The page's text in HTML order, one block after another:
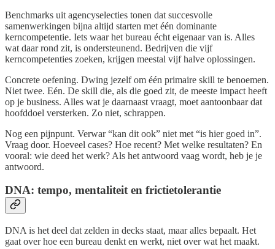
Benchmarks uit agencyselecties tonen dat succesvolle
samenwerkingen bijna altijd starten met één dominante
kerncompetentie. Iets waar het bureau écht eigenaar van is. Alles
wat daar rond zit, is ondersteunend. Bedrijven die vijf
kerncompetenties zoeken, krijgen meestal vijf halve oplossingen.
Concrete oefening. Dwing jezelf om één primaire skill te benoemen.
Niet twee. Eén. De skill die, als die goed zit, de meeste impact heeft
op je business. Alles wat je daarnaast vraagt, moet aantoonbaar dat
hoofddoel versterken. Zo niet, schrappen.
Nog een pijnpunt. Verwar “kan dit ook” niet met “is hier goed in”.
Vraag door. Hoeveel cases? Hoe recent? Met welke resultaten? En
vooral: wie deed het werk? Als het antwoord vaag wordt, heb je je
antwoord.
DNA: tempo, mentaliteit en frictietolerantie
DNA is het deel dat zelden in decks staat, maar alles bepaalt. Het
gaat over hoe een bureau denkt en werkt, niet over wat het maakt.